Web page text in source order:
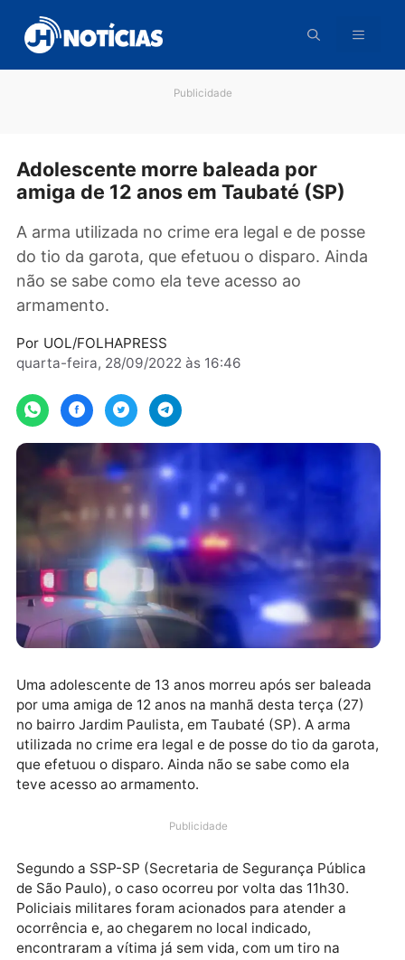
para
conteúdo
Adolescente morre baleada por
A arma utilizada no crime era legal e de posse
do tio da garota, que efetuou o disparo.
não se sabe como ela teve acesso ao
armamento.
quarta-feira, 28/09/2022 às 16:46
Uma adolescente de 13 anos morreu após ser
por uma amiga de 12 anos na manhã desta terça (27)
utilizada no crime era legal e de posse do tio da
teve acesso ao armamento.
Publicidade